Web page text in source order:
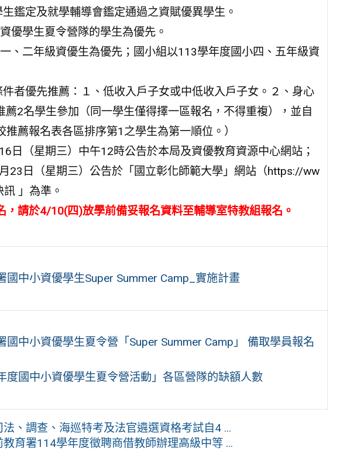
鑑定及就學輔導會鑑定通過之資賦優異學生。
優學生夏令營隊的學生為優先。
、二年級資優生為優先；國小組以113學年度國小四、五年級資
者優先推薦：１、低收入戶子女或中低收入戶子女。２、身心
薦2名學生參加（同一學生僅得擇一區報名，不得重複），並自
薦報名表各區排序第1之學生為第一順位。）
日（星期三）中午12時公告於本局及資優教育資源中心網站；
23日（星期三）公告於「國立彰化師範大學」網站（https://ww
」為準。
，請於4/10(四)放學前備妥報名資料至輔導室特教組報名。
中小資優學生Super Summer Camp_實施計畫
中小資優學生夏令營「Super Summer Camp」 備取學員報名
度國中小資優學生夏令營活動」各區營隊的缺額人數
、調查、海巡特考及法官遴選資格考試自4 ...
育署114學年度徵聘商借教師辦理高級中等 ...